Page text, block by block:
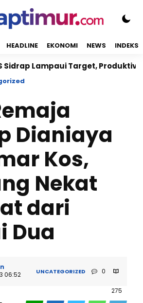
HEADLINE EKONOMI NEWS INDEKS
Lampaui Target, Produktivitas
Dianiaya
Kos,
Nekat
dari
Dua
06:52
UNCATEGORIZED 0
275